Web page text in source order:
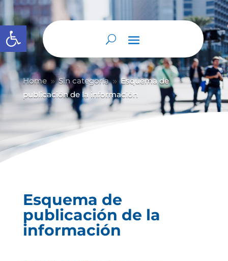
Abrir barra de herramientas
Home 9 Sin categoría 9 Esquema de
publicación de la información
Esquema de
publicación de la
información